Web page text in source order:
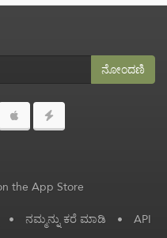
ನೋಂದಣಿ
• ನಮ್ಮನ್ನು ಕರೆ ಮಾಡಿ • API